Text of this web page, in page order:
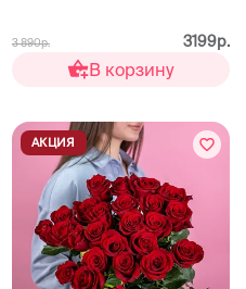
3 890р. 3199р.
В корзину
АКЦИЯ